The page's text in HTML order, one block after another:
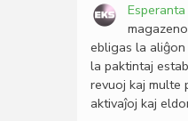
ebligas la
la paktintaj
revuoj kaj multe
aktivaĵoj kaj